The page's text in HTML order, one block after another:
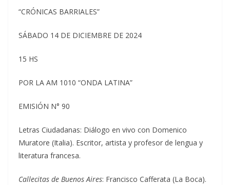
“CRÓNICAS BARRIALES”
SÁBADO 14 DE DICIEMBRE DE 2024
15 HS
POR LA AM 1010 “ONDA LATINA”
EMISIÓN N° 90
Letras Ciudadanas: Diálogo en vivo con Domenico
Muratore (Italia). Escritor, artista y profesor de lengua y
literatura francesa.
Callecitas de Buenos Aires: Francisco Cafferata (La Boca).